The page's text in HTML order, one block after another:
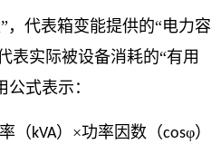
，代表箱变能提供的“电力容
表实际被设备消耗的“有用
式表示：
（kVA）×功率因数（cosφ）